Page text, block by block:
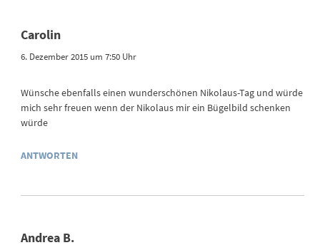
Carolin
6. Dezember 2015 um 7:50 Uhr
Wünsche ebenfalls einen wunderschönen Nikolaus-Tag und würde
mich sehr freuen wenn der Nikolaus mir ein Bügelbild schenken
würde
ANTWORTEN
Andrea B.